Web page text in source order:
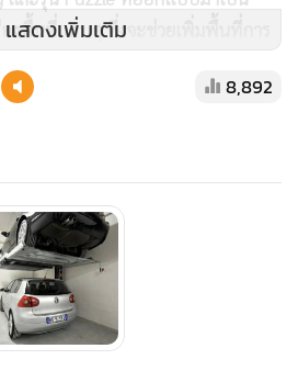
งพื้นที่แคบๆ ซึ่งจะช่วยเพิ่มพื้นที่การ
เป็นต้นแบบให้โครงการต่างๆ หรือ
ใช้ที่ดินที่มีราคาสูงเพิ่มขี้นอย่างต่อ
า
แสดงเพิ่มเติม
8,892